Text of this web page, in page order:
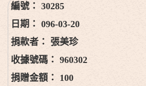
30285
096-03-20
張美珍
960302
100